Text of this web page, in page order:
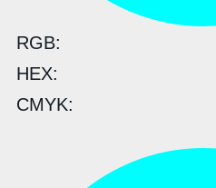
RGB:
HEX:
CMYK: